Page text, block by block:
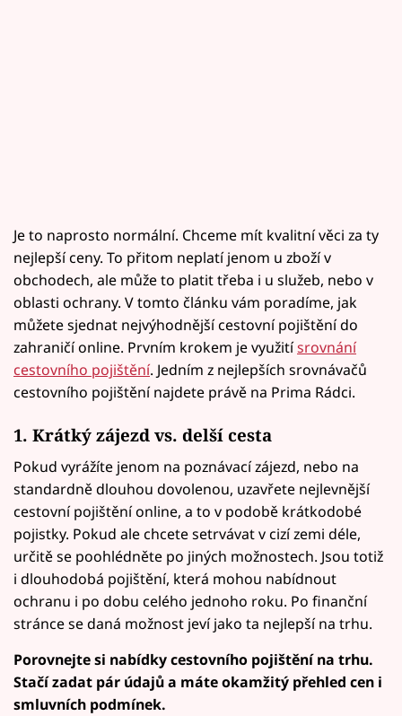
Je to naprosto normální. Chceme mít kvalitní věci za ty
nejlepší ceny. To přitom neplatí jenom u zboží v
obchodech, ale může to platit třeba i u služeb, nebo v
oblasti ochrany. V tomto článku vám poradíme, jak
můžete sjednat nejvýhodnější cestovní pojištění do
zahraničí online. Prvním krokem je využitísrovnání
cestovního pojištění. Jedním z nejlepších srovnávačů
cestovního pojištění najdete právě na Prima Rádci.
1. Krátký zájezd vs. delší cesta
Pokud vyrážíte jenom na poznávací zájezd, nebo na
standardně dlouhou dovolenou, uzavřete nejlevnější
cestovní pojištění online, a to v podobě krátkodobé
pojistky. Pokud ale chcete setrvávat v cizí zemi déle,
určitě se poohlédněte po jiných možnostech. Jsou totiž
i dlouhodobá pojištění, která mohou nabídnout
ochranu i po dobu celého jednoho roku. Po finanční
stránce se daná možnost jeví jako ta nejlepší na trhu.
Porovnejte si nabídky cestovního pojištění na trhu.
Stačí zadat pár údajů a máte okamžitý přehled cen i
smluvních podmínek.